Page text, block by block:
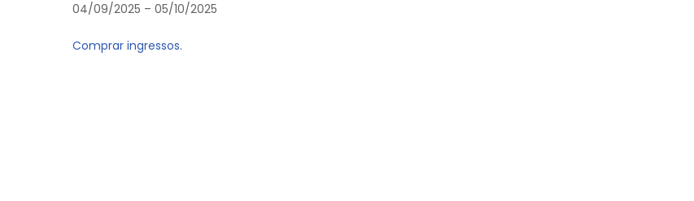
04/09/2025 – 05/10/2025
Comprar ingressos.